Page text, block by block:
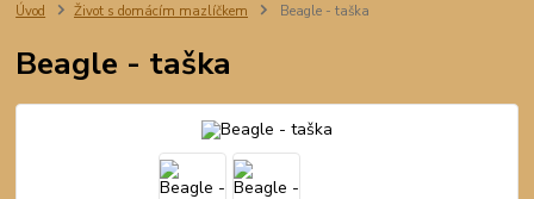
Úvod Život s domácím mazlíčkem Beagle - taška
Beagle - taška